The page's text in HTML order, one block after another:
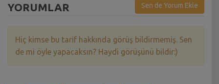
YORUMLAR Sen de Yorum Ekle
Hiç kimse bu tarif hakkında görüş bildirmemiş. Sen
de mi öyle yapacaksın? Haydi görüşünü bildir:)